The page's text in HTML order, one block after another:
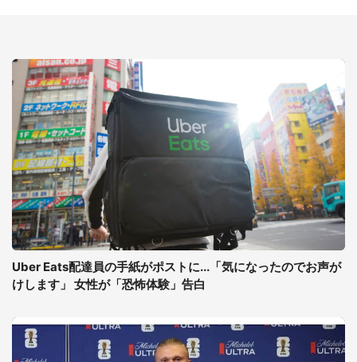
Uber Eats配達員の手紙がポストに...「気になったのでお声が
けします」 女性が「恐怖体験」告白